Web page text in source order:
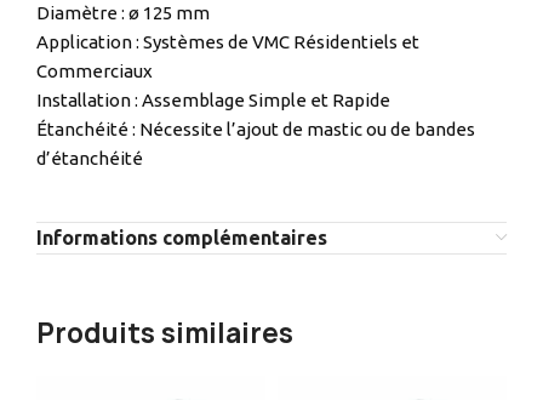
Diamètre : ø 125 mm
Application : Systèmes de VMC Résidentiels et
Commerciaux
Installation : Assemblage Simple et Rapide
Étanchéité : Nécessite l’ajout de mastic ou de bandes
d’étanchéité
Informations complémentaires
Produits similaires